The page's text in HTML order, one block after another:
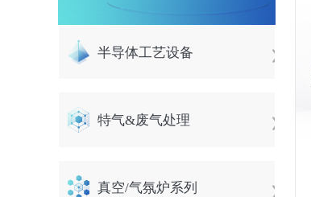
半导体工艺设备
特气&废气处理
真空/气氛炉系列